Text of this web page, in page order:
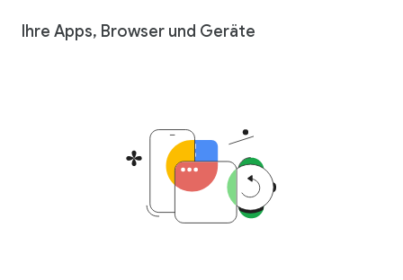
Ihre Apps, Browser und Geräte